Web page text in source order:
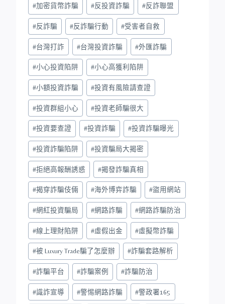
#加密貨幣詐騙 #反投資詐騙 #反詐聯盟
#反詐騙 #反詐騙行動 #受害者自救
#台灣打詐 #台灣投資詐騙 #外匯詐騙
#小心投資陷阱 #小心高獲利陷阱
#小額投資詐騙 #投資有風險請查證
#投資群組小心 #投資老師騙很大
#投資要查證 #投資詐騙 #投資詐騙曝光
#投資詐騙陷阱 #投資騙局大揭密
#拒絕高報酬誘惑 #揭發詐騙真相
#揭穿詐騙伎倆 #海外博弈詐騙 #盜用網站
#網紅投資騙局 #網路詐騙 #網路詐騙防治
#線上理財陷阱 #虛假出金 #虛擬幣詐騙
#被 Luxury Trade騙了怎麼辦 #詐騙套路解析
#詐騙平台 #詐騙案例 #詐騙防治
#識詐宣導 #警惕網路詐騙 #警政署165